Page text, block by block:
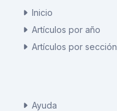
Inicio
Artículos por año
Artículos por sección
Ayuda